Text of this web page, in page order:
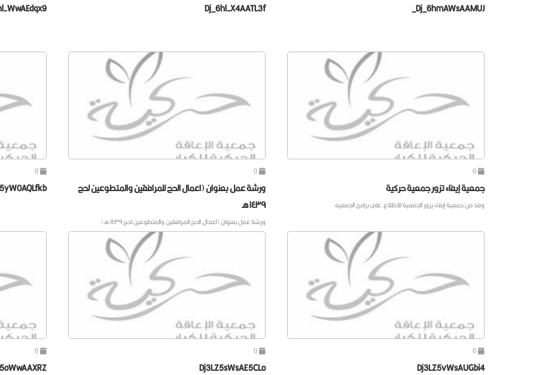
Dj_6hmAWsAAMUJ_
Dj_6hl-X4AATL3f
WwAEdqx9
0
جمعية إيفاء تزور جمعية حركية
وفد من جمعية إيفاء يزور الجمعية للاطلاع على برامج الجمعيه
0
ورشة عمل بعنوان (اعمال الحج للمرافقين والمتطوعين لحج
١٤٣٩ هـ
ورشة عمل بعنوان (اعمال الحج للمرافقين والمتطوعين لحج ١٤٣٩ هـ)
0
0
Dj3LZ5vWsAUGbi4
0
Dj3LZ5sWsAE5CLo
0